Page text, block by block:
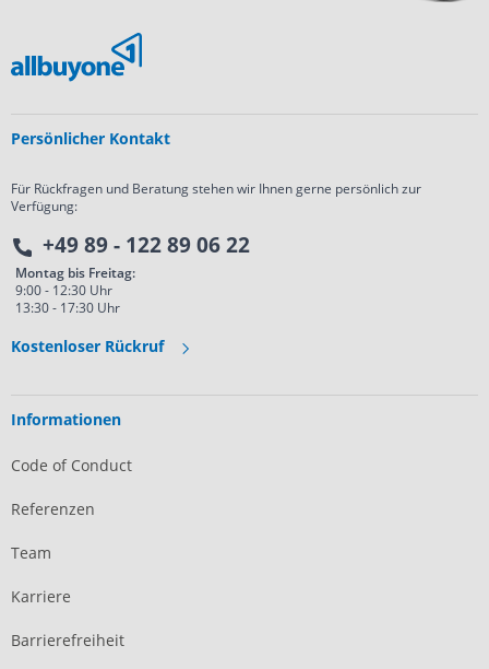
Persönlicher Kontakt
Für Rückfragen und Beratung stehen wir Ihnen gerne persönlich zur
Verfügung:
+49 89 - 122 89 06 22
Montag bis Freitag:
9:00 - 12:30 Uhr
13:30 - 17:30 Uhr
Kostenloser Rückruf
Informationen
Code of Conduct
Referenzen
Team
Karriere
Barrierefreiheit